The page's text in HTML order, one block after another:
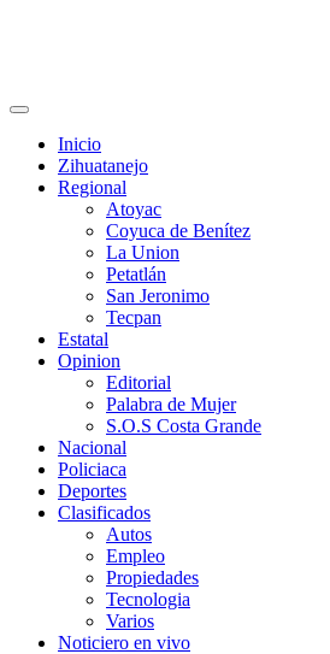
Primary
Inicio
Zihuatanejo
Regional
Atoyac
Coyuca de Benítez
La Union
Petatlán
San Jeronimo
Tecpan
Estatal
Opinion
Editorial
Palabra de Mujer
S.O.S Costa Grande
Nacional
Policiaca
Deportes
Clasificados
Autos
Empleo
Propiedades
Tecnologia
Varios
Noticiero en vivo